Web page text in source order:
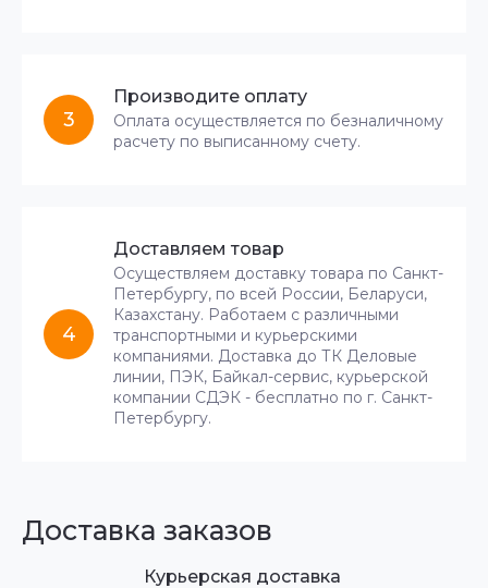
3
Производите оплату
Оплата осуществляется по безналичному
расчету по выписанному счету.
4
Доставляем товар
Осуществляем доставку товара по Санкт-
Петербургу, по всей России, Беларуси,
Казахстану. Работаем с различными
транспортными и курьерскими
компаниями. Доставка до ТК Деловые
линии, ПЭК, Байкал-сервис, курьерской
компании СДЭК - бесплатно по г. Санкт-
Петербургу.
Доставка заказов
Курьерская доставка